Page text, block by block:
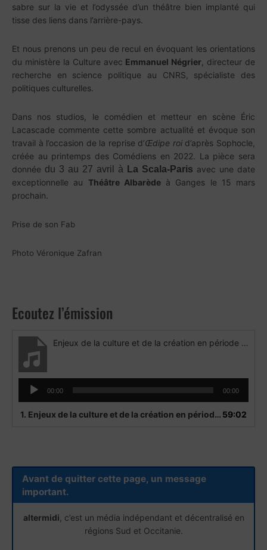
sabre sur la vie et l’odyssée d’un théâtre bien implanté qui
tisse des liens dans l’arrière-pays.
Et nous prenons un peu de recul en évoquant les orientations
du ministère la Culture avec Emmanuel Négrier , directeur de
recherche en science politique au CNRS, spécialiste des
politiques culturelles.
Dans nos studios, le comédien et metteur en scène Éric
Lacascade commente cette sombre actualité et évoque son
travail à l’occasion de la reprise d’Œdipe roid’après Sophocle,
créée au printemps des Comédiens en 2022. La pièce sera
donnée du 3 au 27 avril à La Scala-Paris avec une date
exceptionnelle au Théâtre Albarèdeà Ganges le 15 mars
prochain.
Prise de son Fab
Photo Véronique Zafran
Ecoutez l’émission
Enjeux de la culture et de la création en période de crise Invité Eric Lacascade
Lecteur
audio
00:00 00:00
1. Enjeux de la culture et de la création en période de crise Invité Eric Lacascade 59:02
Avant de quitter cette page, un message
important.
altermidi , c’est un média indépendant et décentralisé en
régions Sud et Occitanie.